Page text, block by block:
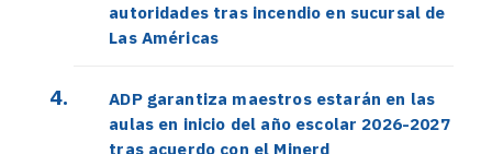
autoridades tras incendio en sucursal de
Las Américas
ADP garantiza maestros estarán en las
aulas en inicio del año escolar 2026-2027
tras acuerdo con el Minerd